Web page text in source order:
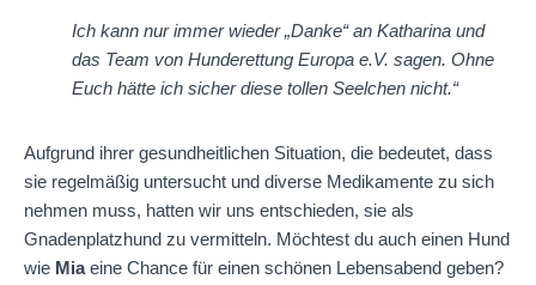
Ich kann nur immer wieder „Danke“ an Katharina und
das Team von Hunderettung Europa e.V. sagen. Ohne
Euch hätte ich sicher diese tollen Seelchen nicht.“
Aufgrund ihrer gesundheitlichen Situation, die bedeutet, dass
sie regelmäßig untersucht und diverse Medikamente zu sich
nehmen muss, hatten wir uns entschieden, sie als
Gnadenplatzhund zu vermitteln. Möchtest du auch einen Hund
wie Miaeine Chance für einen schönen Lebensabend geben?